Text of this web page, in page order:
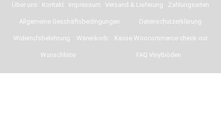
Über uns Kontakt Impressum Versand & Lieferung Zahlungsarten
Allgemeine Geschäftsbedingungen Datenschutzerklärung
Widerrufsbelehrung Warenkorb Kasse Woocommerce check out
Wunschliste FAQ Vinylböden